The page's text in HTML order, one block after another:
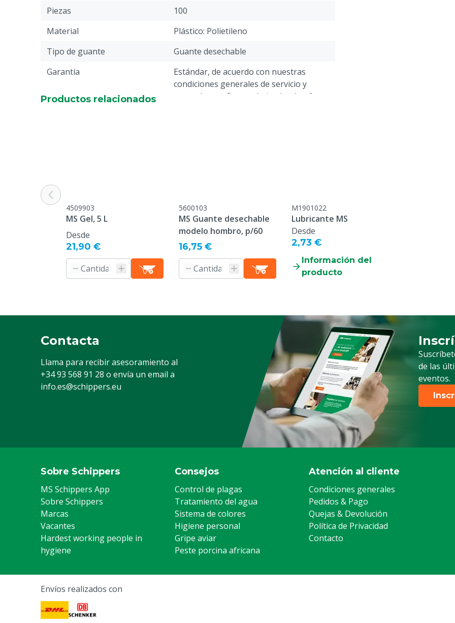
Piezas
100
Material
Plástico: Polietileno
Tipo de guante
Guante desechable
Garantía
Estándar, de acuerdo con nuestras
condiciones generales de servicio y
garantía, que figuran bajo el epígrafe
Especie animal
Otro
Guante de uso
Otros
Guante de recubrimiento
No
Verde
Productos relacionados
4509903
MS Gel, 5 L
Desde
21,90 €
5600103
MS Guante desechable
modelo hombro, p/60
16,75 €
M1901022
Lubricante MS
Desde
2,73 €
Información del
producto
Contacta
Llama para recibir asesoramiento al
+34 93 568 91 28 o envía un email a
info.es@schippers.eu
de las
eventos.
Sobre Schippers
MS Schippers App
Sobre Schippers
Marcas
Vacantes
Hardest working people in
hygiene
Consejos
Control de plagas
Tratamiento del agua
Sistema de colores
Higiene personal
Gripe aviar
Peste porcina africana
Atención al cliente
Condiciones generales
Pedidos & Pago
Quejas & Devolución
Política de Privacidad
Contacto
Envíos realizados con